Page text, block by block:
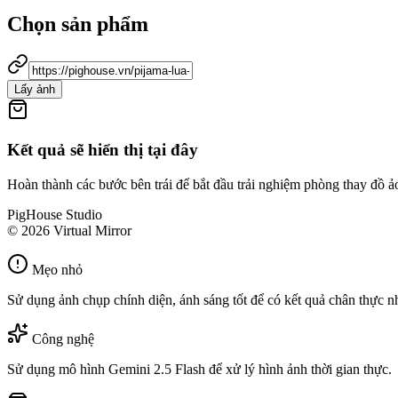
Chọn sản phẩm
Lấy ảnh
Kết quả sẽ hiển thị tại đây
Hoàn thành các bước bên trái để bắt đầu trải nghiệm phòng thay đồ
PigHouse Studio
© 2026 Virtual Mirror
Mẹo nhỏ
Sử dụng ảnh chụp chính diện, ánh sáng tốt để có kết quả chân thực
Công nghệ
Sử dụng mô hình Gemini 2.5 Flash để xử lý hình ảnh thời gian thực.